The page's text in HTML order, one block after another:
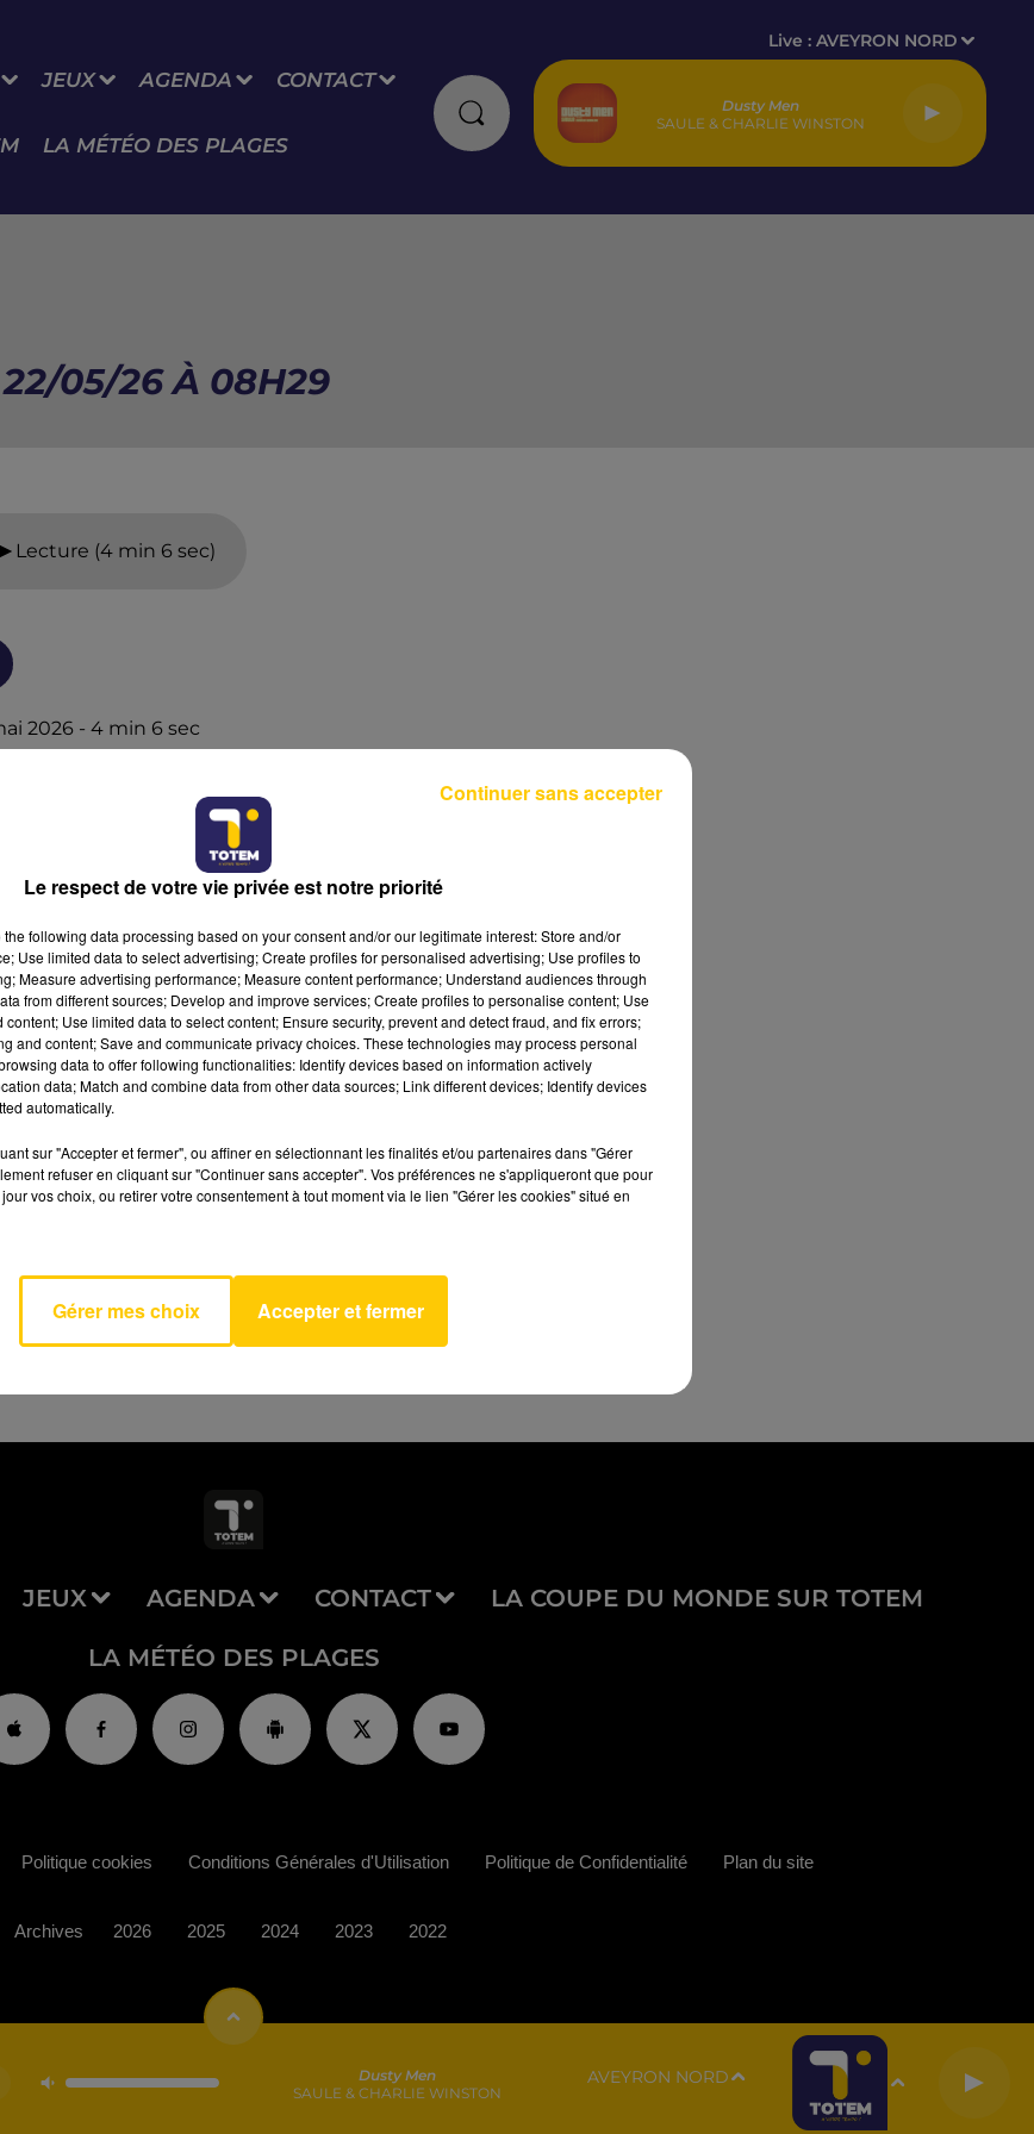
JEUX AGENDA CONTACT
LA MÉTÉO DES PLAGES
Live :AVEYRON NORD
Dusty Men
SAULE & CHARLIE WINSTON
22/05/26 À 08H29
Lecture (4 min 6 sec)
2026 - 4 min 6 sec
AVEYRON NORD
JEUX AGENDA CONTACT LA COUPE DU MONDE SUR TOTEM
LA MÉTÉO DES PLAGES
Dusty Men
SAULE & CHARLIE WINSTON
AVEYRON NORD
Politique cookies Conditions Générales d'Utilisation Politique de Confidentialité Plan du site
Archives 2026 2025 2024 2023 2022
Le respect de votre vie privée est notre priorité
the following data processing based on your consent and/or our legitimate interest: Store and/or
Use limited data to select advertising; Create profiles for personalised advertising; Use profiles to
Measure advertising performance; Measure content performance; Understand audiences through
from different sources; Develop and improve services; Create profiles to personalise content; Use
Use limited data to select content; Ensure security, prevent and detect fraud, and fix errors;
and content; Save and communicate privacy choices. These technologies may process personal
data to offer following functionalities: Identify devices based on information actively
data; Match and combine data from other data sources; Link different devices; Identify devices
automatically.
sur "Accepter et fermer", ou affiner en sélectionnant les finalités et/ou partenaires dans "Gérer
refuser en cliquant sur "Continuer sans accepter". Vos préférences ne s'appliqueront que pour
vos choix, ou retirer votre consentement à tout moment via le lien "Gérer les cookies" situé en
Gérer mes choix Accepter et fermer
Continuer sans accepter